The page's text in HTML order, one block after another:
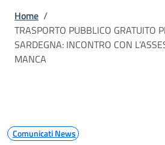
Briciole di pane
Home /
TRASPORTO PUBBLICO GRATUITO
SARDEGNA: INCONTRO CON
MANCA
Comunicati News